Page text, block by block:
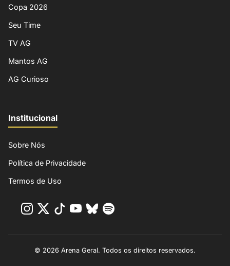
Copa 2026
Seu Time
TV AG
Mantos AG
AG Curioso
Institucional
Sobre Nós
Política de Privacidade
Termos de Uso
© 2026 Arena Geral. Todos os direitos reservados.